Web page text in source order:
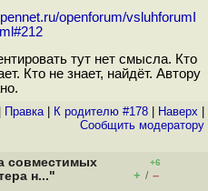
openforum/vsluhforumI
тут нет смысла. Кто
Кто не знает, найдёт. Автору
Правка| К родителю #178 Наверх
Cообщить модератору
совместимых
н..."
+6
+ / –